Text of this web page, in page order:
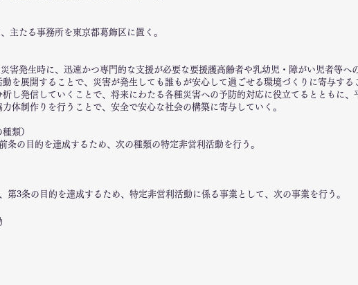
たる事務所を東京都葛飾区に置く。
発生時に、迅速かつ専門的な支援が必要な要援護高齢者や乳幼児・障がい児者等へ
動を展開することで、災害が発生しても誰もが安心して過ごせる環境づくりに寄与す
し発信していくことで、将来にわたる各種災害への予防的対応に役立てるとともに
体制作りを行うことで、安全で安心な社会の構築に寄与していく。
類）
の目的を達成するため、次の種類の特定非営利活動を行う。
3条の目的を達成するため、特定非営利活動に係る事業として、次の事業を行う。